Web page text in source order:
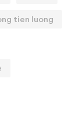
tien luong